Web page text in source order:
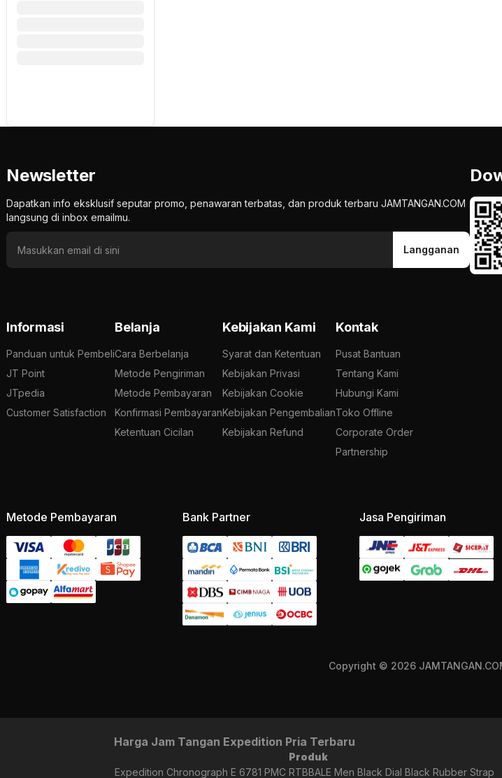
Newsletter
Dapatkan info eksklusif seputar promo, penawaran terbatas, dan produk terbaru JAMTANGAN.COM
langsung di inbox emailmu.
Langganan
Informasi
Panduan untuk Pembeli
JT Point
JTpedia
Customer Satisfaction
Belanja
Cara Berbelanja
Metode Pengiriman
Metode Pembayaran
Konfirmasi Pembayaran
Ketentuan Cicilan
Kebijakan Kami
Syarat dan Ketentuan
Kebijakan Privasi
Kebijakan Cookie
Kebijakan Pengembalian
Kebijakan Refund
Kontak
Pusat Bantuan
Tentang Kami
Hubungi Kami
Toko Offline
Corporate Order
Partnership
Metode Pembayaran Bank Partner Jasa Pengiriman
Copyright © 2026
Harga Jam Tangan Expedition Pria Terbaru
Produk
Expedition Chronograph E 6781 PMC RTBBALE Men Black Dial Black Rubber Strap